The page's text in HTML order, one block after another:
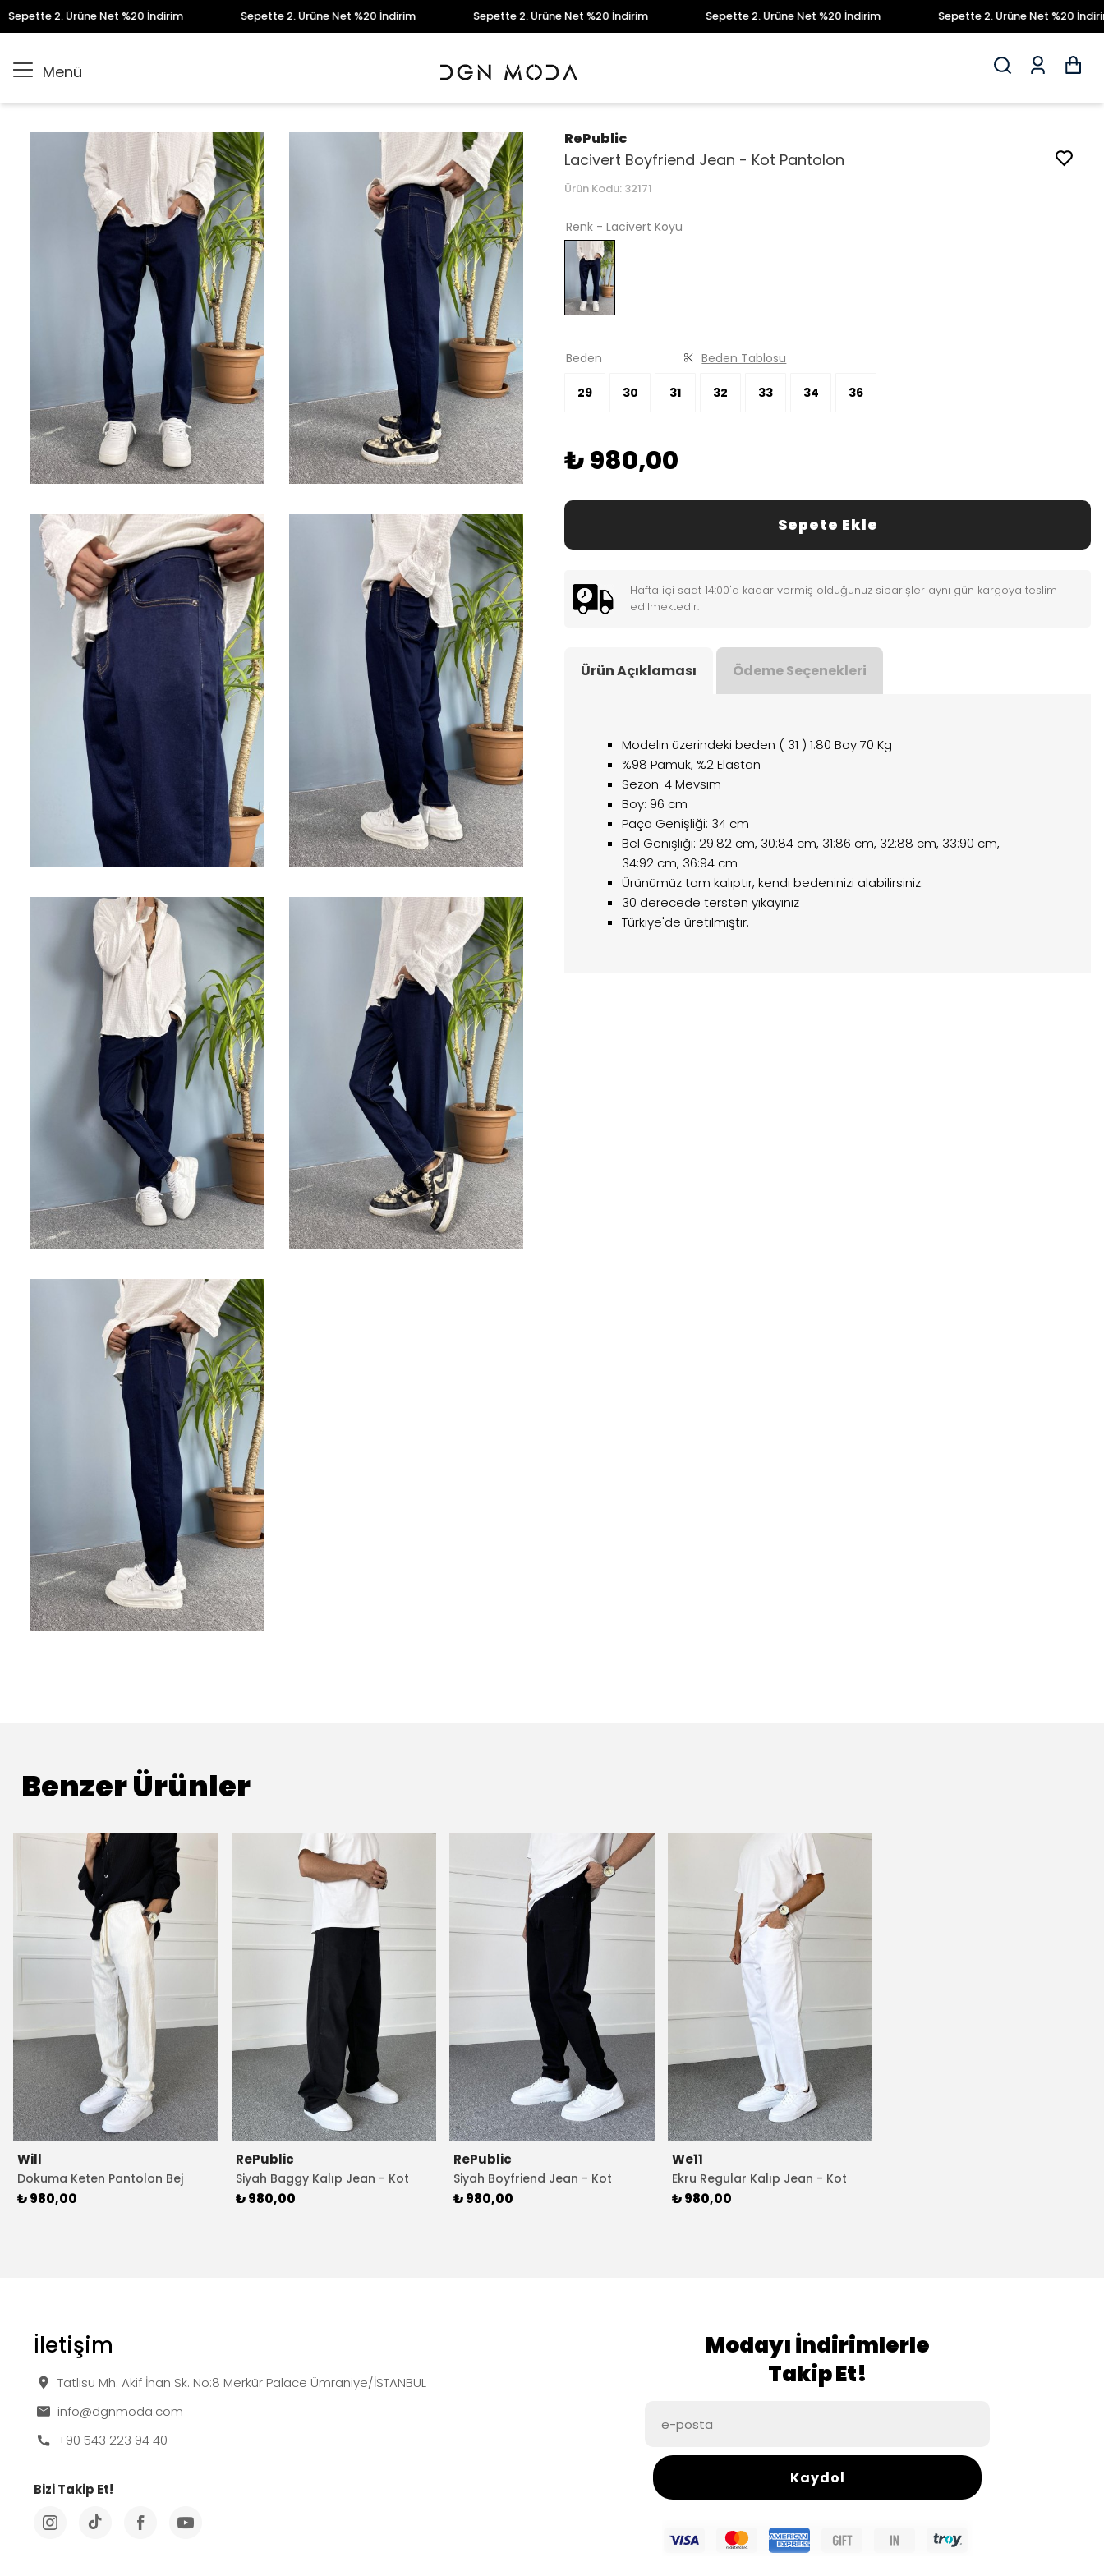
2. Ürüne Net %20 İndirim Sepette 2. Ürüne Net %20 İndirim Sepette 2. Ürüne Net %20 İndirim Sepette 2. Ürüne Net %20 İndirim Sepette 2. Ürüne Net %20 İndirim
Menü
RePublic
Lacivert Boyfriend Jean - Kot Pantolon
Ürün Kodu: 32171
Renk - Lacivert Koyu
Beden Beden Tablosu
29 30 31 32 33 34 36
₺ 980,00
Sepete Ekle
Hafta içi saat 14:00'a kadar vermiş olduğunuz siparişler aynı gün kargoya teslim
edilmektedir.
Ürün Açıklaması Ödeme Seçenekleri
Modelin üzerindeki beden ( 31 ) 1.80 Boy 70 Kg
%98 Pamuk, %2 Elastan
Sezon: 4 Mevsim
Boy: 96 cm
Paça Genişliği: 34 cm
Bel Genişliği: 29:82 cm, 30:84 cm, 31:86 cm, 32:88 cm, 33:90 cm,
34:92 cm, 36:94 cm
Ürünümüz tam kalıptır, kendi bedeninizi alabilirsiniz.
30 derecede tersten yıkayınız
Türkiye'de üretilmiştir.
Benzer Ürünler
Will
Dokuma Keten Pantolon Bej
Rengi
₺ 980,00
RePublic
Siyah Baggy Kalıp Jean - Kot
Pantolon
₺ 980,00
RePublic
Siyah Boyfriend Jean - Kot
Pantolon
₺ 980,00
We11
Ekru Regular Kalıp Jean - Kot
Pantolon
₺ 980,00
İletişim
Tatlısu Mh. Akif İnan Sk. No:8 Merkür Palace Ümraniye/İSTANBUL
info@dgnmoda.com
+90 543 223 94 40
Bizi Takip Et!
Modayı İndirimlerle
Takip Et!
Kaydol